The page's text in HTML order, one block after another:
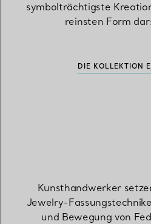
symbolträchtigste
reinsten Form
DIE KOLLEKTION
Kunsthandwerker
Jewelry-
und Bewegung von